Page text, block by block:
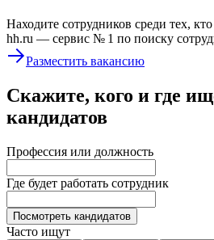
Находите сотрудников среди тех, кто
hh.ru — сервис № 1 по поиску
Разместить вакансию
Скажите, кого и где
кандидатов
Профессия или должность
Где будет работать сотрудник
Посмотреть кандидатов
Часто ищут